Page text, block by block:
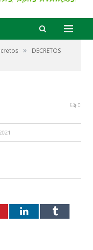
»
DECRETOS
0
LinkedInTumblr